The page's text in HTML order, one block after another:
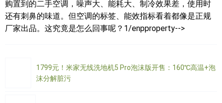
购置到的二手空调，噪声大、能耗大、制冷效果差，使用时
还有刺鼻的味道。但空调的标签、能效指标看着都像是正规
厂家出品。这究竟是怎么回事呢？1/enpproperty-->
1799元！米家无线洗地机5 Pro泡沫版开售：160℃高温+泡
沫分解脏污